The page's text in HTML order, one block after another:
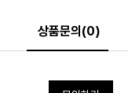
상품문의(0)